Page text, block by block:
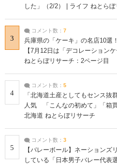
した」（2/2） | ライフ ねとら
3
コメント数： 7
兵庫県の「ケーキ」の名店10
【7月12日は「デコレーション
ねとらぼリサーチ：2ページ目
4
コメント数： 5
「北海道土産としてもセンス抜
人気 「こんなの初めて」「箱
北海道 ねとらぼリサーチ
5
コメント数： 3
【バレーボール】ネーションズ
している「日本男子バレー代表